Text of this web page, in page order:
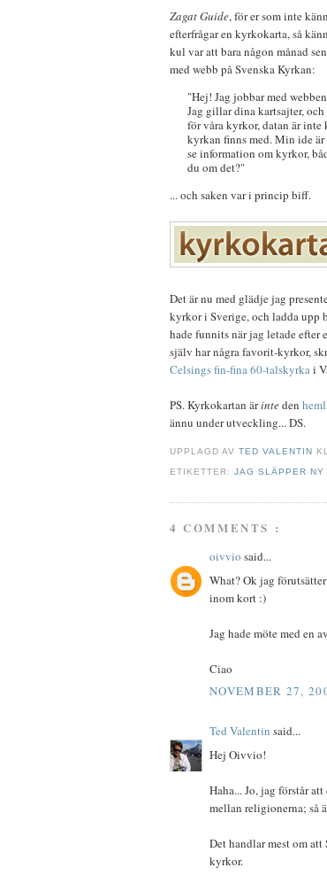
Zagat Guide, för er som inte
efterfrågar en kyrkokarta, så
kul var att bara någon månad
med webb på Svenska Kyrkan:
"Hej! Jag jobbar med
Jag gillar dina kartsajter,
för våra kyrkor, datan är
kyrkan finns med. Min ide
se information om kyrkor,
du om det?"
... och saken var i princip biff.
Det är nu med glädje jag
kyrkor i Sverige, och ladda upp
hade funnits när jag letade
själv har några favorit-kyrkor,
Celsings fin-fina 60-talskyrkai
PS. Kyrkokartan ärinteden
ännu under utveckling... DS.
UPPLAGD AVTED VALENTIN
ETIKETTER:JAG SLÄPPER NY
4 COMMENTS :
oivvio said...
What? Ok jag
inom kort :)
Jag hade möte med en
Ciao
NOVEMBER 27,
Ted Valentin said...
Hej Oivvio!
Haha... Jo, jag förstår
mellan religionerna; så
Det handlar mest om
kyrkor.